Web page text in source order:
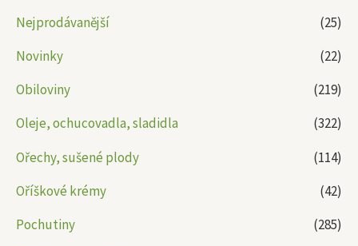
Nejprodávanější
(25)
Novinky
(22)
Obiloviny
(219)
Oleje, ochucovadla, sladidla
(322)
Ořechy, sušené plody
(114)
Oříškové krémy
(42)
Pochutiny
(285)